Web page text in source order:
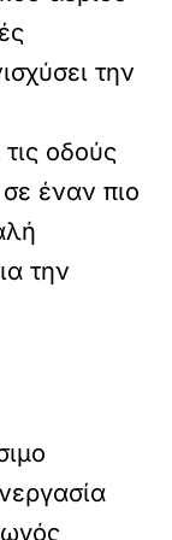
την
τις οδούς
έναν πιο
την